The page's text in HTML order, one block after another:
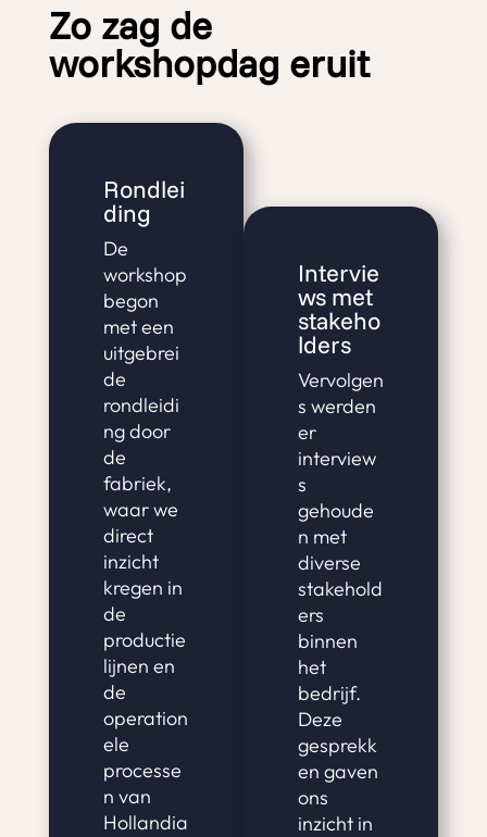
Zo zag de
workshopdag eruit
Rondlei
ding
De
workshop
begon
met een
uitgebrei
de
rondleidi
ng door
de
fabriek,
waar we
direct
inzicht
kregen in
de
productie
lijnen en
de
operation
ele
processe
n van
Hollandia
Intervie
ws met
stakeho
lders
Vervolgen
s werden
er
interview
s
gehoude
n met
diverse
stakehold
ers
binnen
het
bedrijf.
Deze
gesprekk
en gaven
ons
inzicht in